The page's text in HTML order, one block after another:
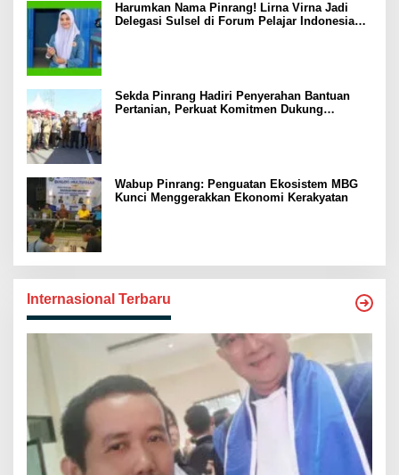
Harumkan Nama Pinrang! Lirna Virna Jadi
Delegasi Sulsel di Forum Pelajar Indonesia
Sekda Pinrang Hadiri Penyerahan Bantuan
Pertanian, Perkuat Komitmen Dukung
Wabup Pinrang: Penguatan Ekosistem MBG
Kunci Menggerakkan Ekonomi Kerakyatan
Internasional Terbaru